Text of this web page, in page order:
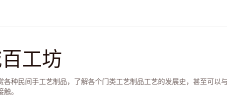
工坊
各种民间手工艺制品，了解各个门类工艺制品工艺的发展史，甚至可以
。